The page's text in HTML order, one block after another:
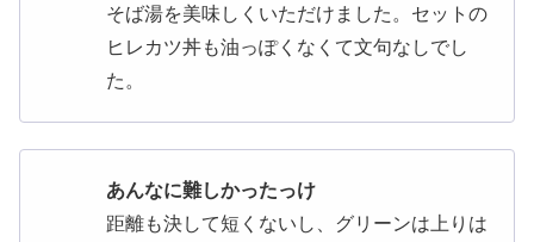
そば湯を美味しくいただけました。セットの
ヒレカツ丼も油っぽくなくて文句なしでし
た。
あんなに難しかったっけ
距離も決して短くないし、グリーンは上りは